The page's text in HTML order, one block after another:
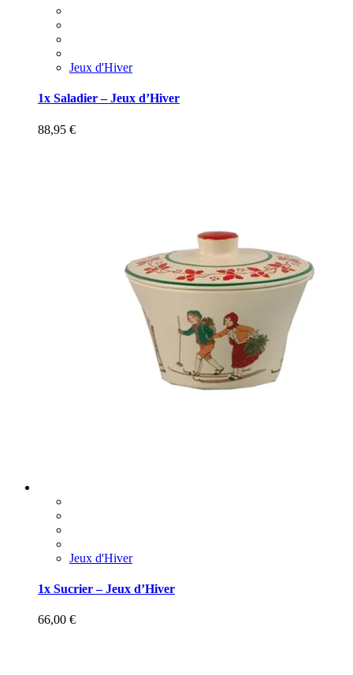
Jeux d'Hiver
1x Saladier – Jeux d’Hiver
88,95 €
Jeux d'Hiver
1x Sucrier – Jeux d’Hiver
66,00 €